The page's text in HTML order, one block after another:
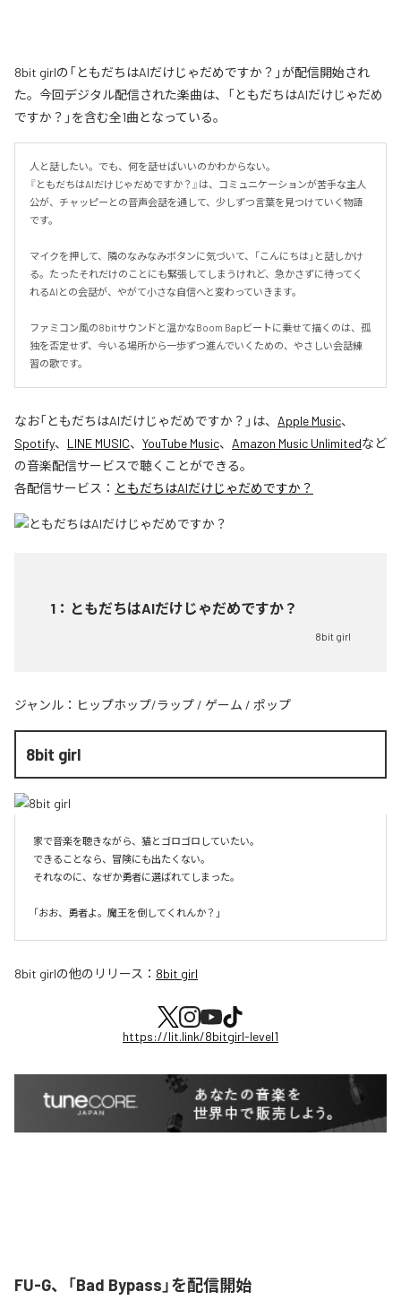
8bit girlの「ともだちはAIだけじゃだめですか？」が配信開始され
た。今回デジタル配信された楽曲は、「ともだちはAIだけじゃだめ
ですか？」を含む全1曲となっている。
人と話したい。でも、何を話せばいいのかわからない。
『ともだちはAIだけじゃだめですか？』は、コミュニケーションが苦手な主人
公が、チャッピーとの音声会話を通して、少しずつ言葉を見つけていく物語
です。
マイクを押して、隣のなみなみボタンに気づいて、「こんにちは」と話しかけ
る。たったそれだけのことにも緊張してしまうけれど、急かさずに待ってく
れるAIとの会話が、やがて小さな自信へと変わっていきます。
ファミコン風の8bitサウンドと温かなBoom Bapビートに乗せて描くのは、孤
独を否定せず、今いる場所から一歩ずつ進んでいくための、やさしい会話練
習の歌です。
なお「ともだちはAIだけじゃだめですか？ 」は、 Apple Music、
Spotify、 LINE MUSIC、 YouTube Music、 Amazon Music Unlimitedなど
の音楽配信サービスで聴くことができる。
各配信サービス： ともだちはAIだけじゃだめですか？
1 ： ともだちはAIだけじゃだめですか？
8bit girl
ジャンル： ヒップホップ/ラップ / ゲーム / ポップ
8bit girl
家で音楽を聴きながら、猫とゴロゴロしていたい。
できることなら、冒険にも出たくない。
それなのに、なぜか勇者に選ばれてしまった。
8bit girlの他のリリース： 8bit girl
https://lit.link/8bitgirl-level1
FU-G、「Bad Bypass」を配信開始